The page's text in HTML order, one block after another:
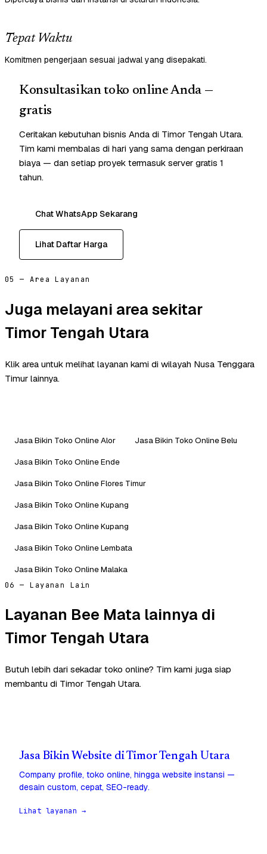
Tepat Waktu
Komitmen pengerjaan sesuai jadwal yang disepakati.
Konsultasikan toko online Anda —
gratis
Ceritakan kebutuhan bisnis Anda di Timor Tengah Utara.
Tim kami membalas di hari yang sama dengan perkiraan
biaya — dan setiap proyek termasuk server gratis 1
tahun.
Chat WhatsApp Sekarang
Lihat Daftar Harga
05 — Area Layanan
Juga melayani area sekitar
Timor Tengah Utara
Klik area untuk melihat layanan kami di wilayah Nusa Tenggara
Timur lainnya.
Jasa Bikin Toko Online Alor
Jasa Bikin Toko Online Belu
Jasa Bikin Toko Online Ende
Jasa Bikin Toko Online Flores Timur
Jasa Bikin Toko Online Kupang
Jasa Bikin Toko Online Kupang
Jasa Bikin Toko Online Lembata
Jasa Bikin Toko Online Malaka
06 — Layanan Lain
Layanan Bee Mata lainnya di
Timor Tengah Utara
Butuh lebih dari sekadar toko online? Tim kami juga siap
membantu di Timor Tengah Utara.
Jasa Bikin Website di Timor Tengah Utara
Company profile, toko online, hingga website instansi —
desain custom, cepat, SEO-ready.
Lihat layanan →